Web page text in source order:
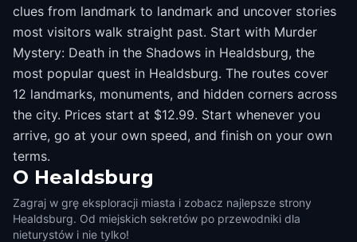
clues from landmark to landmark and uncover stories
most visitors walk straight past. Start with Murder
Mystery: Death in the Shadows in Healdsburg, the
most popular quest in Healdsburg. The routes cover
12 landmarks, monuments, and hidden corners across
the city. Prices start at $12.99. Start whenever you
arrive, go at your own speed, and finish on your own
terms.
O Healdsburg
Zagraj w grę eksploracji miasta i zobacz najlepsze strony
Healdsburg. Od miejskich sekretów po przewodniki dla
nieturystów i nie tylko!